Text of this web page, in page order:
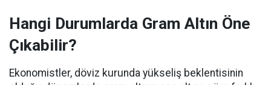
Hangi Durumlarda Gram Altın Öne
Çıkabilir?
Ekonomistler, döviz kurunda yükseliş beklentisinin